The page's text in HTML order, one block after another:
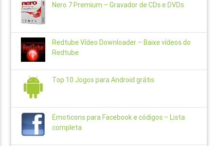
Nero 7 Premium – Gravador de CDs e DVDs
Redtube Vídeo Downloader – Baixe vídeos do
Redtube
Top 10 Jogos para Android grátis
Emoticons para Facebook e códigos – Lista
completa